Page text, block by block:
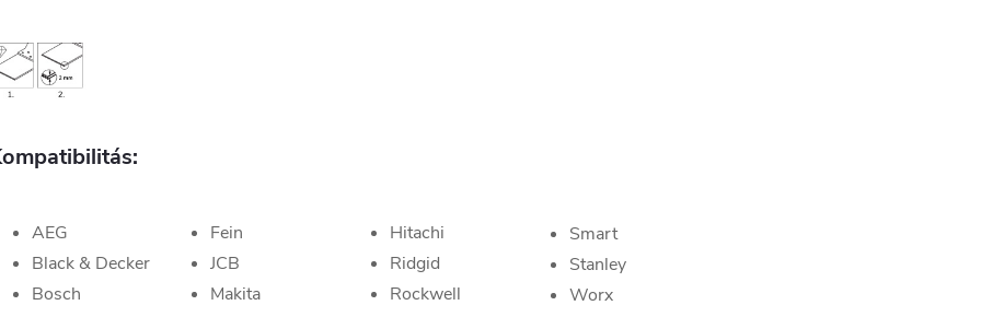
AEG
Black & Decker
Bosch
Fein
JCB
Makita
Hitachi
Ridgid
Rockwell
Smart
Stanley
Worx